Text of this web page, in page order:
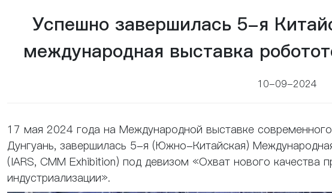
Успешно завершилась 5-я
международная выставка
10-09-2024
17 мая 2024 года на Международной выставке
Дунгуань, завершилась 5-я (Южно-Китайская)
(IARS, CMM Exhibition) под девизом «Охват нового качества
индустриализации».